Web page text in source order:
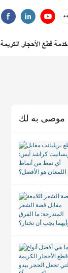
خدمة قطع الأحجار الكريمة
موصى به لك